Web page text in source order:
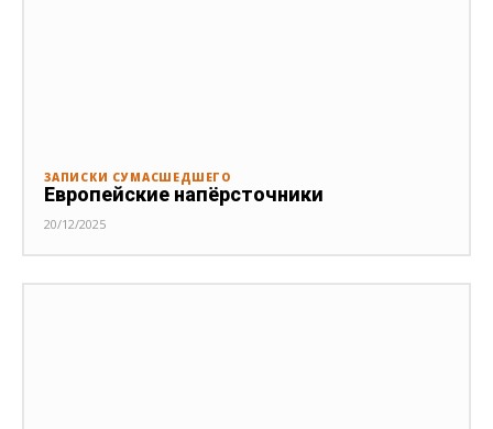
ЗАПИСКИ СУМАСШЕДШЕГО
Европейские напёрсточники
20/12/2025